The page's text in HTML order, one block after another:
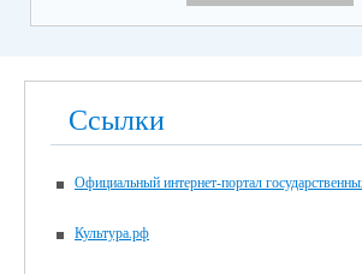
Ссылки
Официальный интернет-портал
Культура.рф